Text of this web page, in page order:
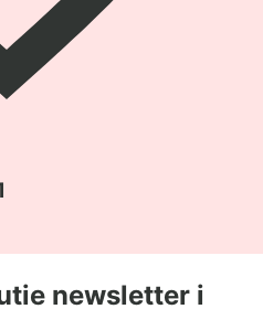
newsletter i